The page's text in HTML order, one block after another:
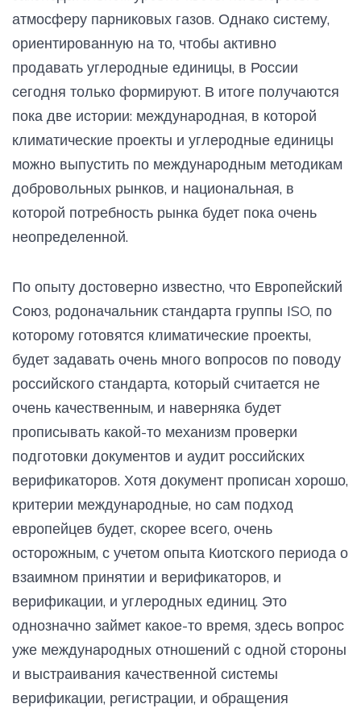
атмосферу парниковых газов. Однако систему,
ориентированную на то, чтобы активно
продавать углеродные единицы, в России
сегодня только формируют. В итоге получаются
пока две истории: международная, в которой
климатические проекты и углеродные единицы
можно выпустить по международным методикам
добровольных рынков, и национальная, в
которой потребность рынка будет пока очень
неопределенной.
По опыту достоверно известно, что Европейский
Союз, родоначальник стандарта группы ISO, по
которому готовятся климатические проекты,
будет задавать очень много вопросов по поводу
российского стандарта, который считается не
очень качественным, и наверняка будет
прописывать какой-то механизм проверки
подготовки документов и аудит российских
верификаторов. Хотя документ прописан хорошо,
критерии международные, но сам подход
европейцев будет, скорее всего, очень
осторожным, с учетом опыта Киотского периода о
взаимном принятии и верификаторов, и
верификации, и углеродных единиц. Это
однозначно займет какое-то время, здесь вопрос
уже международных отношений с одной стороны
и выстраивания качественной системы
верификации, регистрации, и обращения